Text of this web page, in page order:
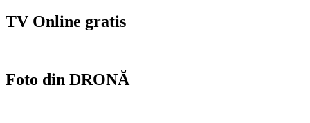
TV Online gratis
Foto din DRONĂ